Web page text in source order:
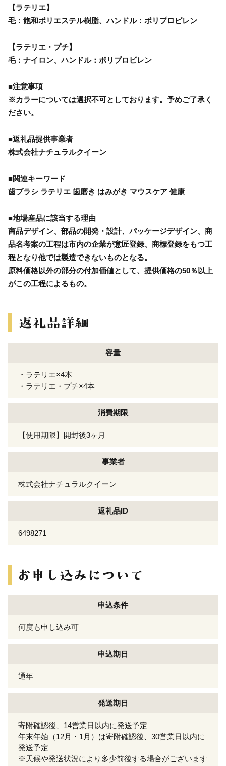
【ラテリエ】
毛：飽和ポリエステル樹脂、ハンドル：ポリプロピレン
【ラテリエ・プチ】
毛：ナイロン、ハンドル：ポリプロピレン
■注意事項
※カラーについては選択不可としております。予めご了承く
ださい。
■返礼品提供事業者
株式会社ナチュラルクイーン
■関連キーワード
歯ブラシ ラテリエ 歯磨き はみがき マウスケア 健康
■地場産品に該当する理由
商品デザイン、部品の開発・設計、パッケージデザイン、商
品名考案の工程は市内の企業が意匠登録、商標登録をもつ工
程となり他では製造できないものとなる。
原料価格以外の部分の付加価値として、提供価格の50％以上
がこの工程によるもの。
容量
・ラテリエ×4本
・ラテリエ・プチ×4本
消費期限
【使用期限】開封後3ヶ月
事業者
株式会社ナチュラルクイーン
返礼品ID
6498271
申込条件
何度も申し込み可
申込期日
通年
発送期日
寄附確認後、14営業日以内に発送予定
年末年始（12月・1月）は寄附確認後、30営業日以内に
発送予定
※天候や発送状況により多少前後する場合がございます